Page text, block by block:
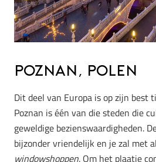
Poznan, Polen
Dit deel van Europa is op zijn best
Poznan is één van die steden die
geweldige bezienswaardigheden.
bijzonder vriendelijk en je zal met
windowshoppen. Om het plaatje